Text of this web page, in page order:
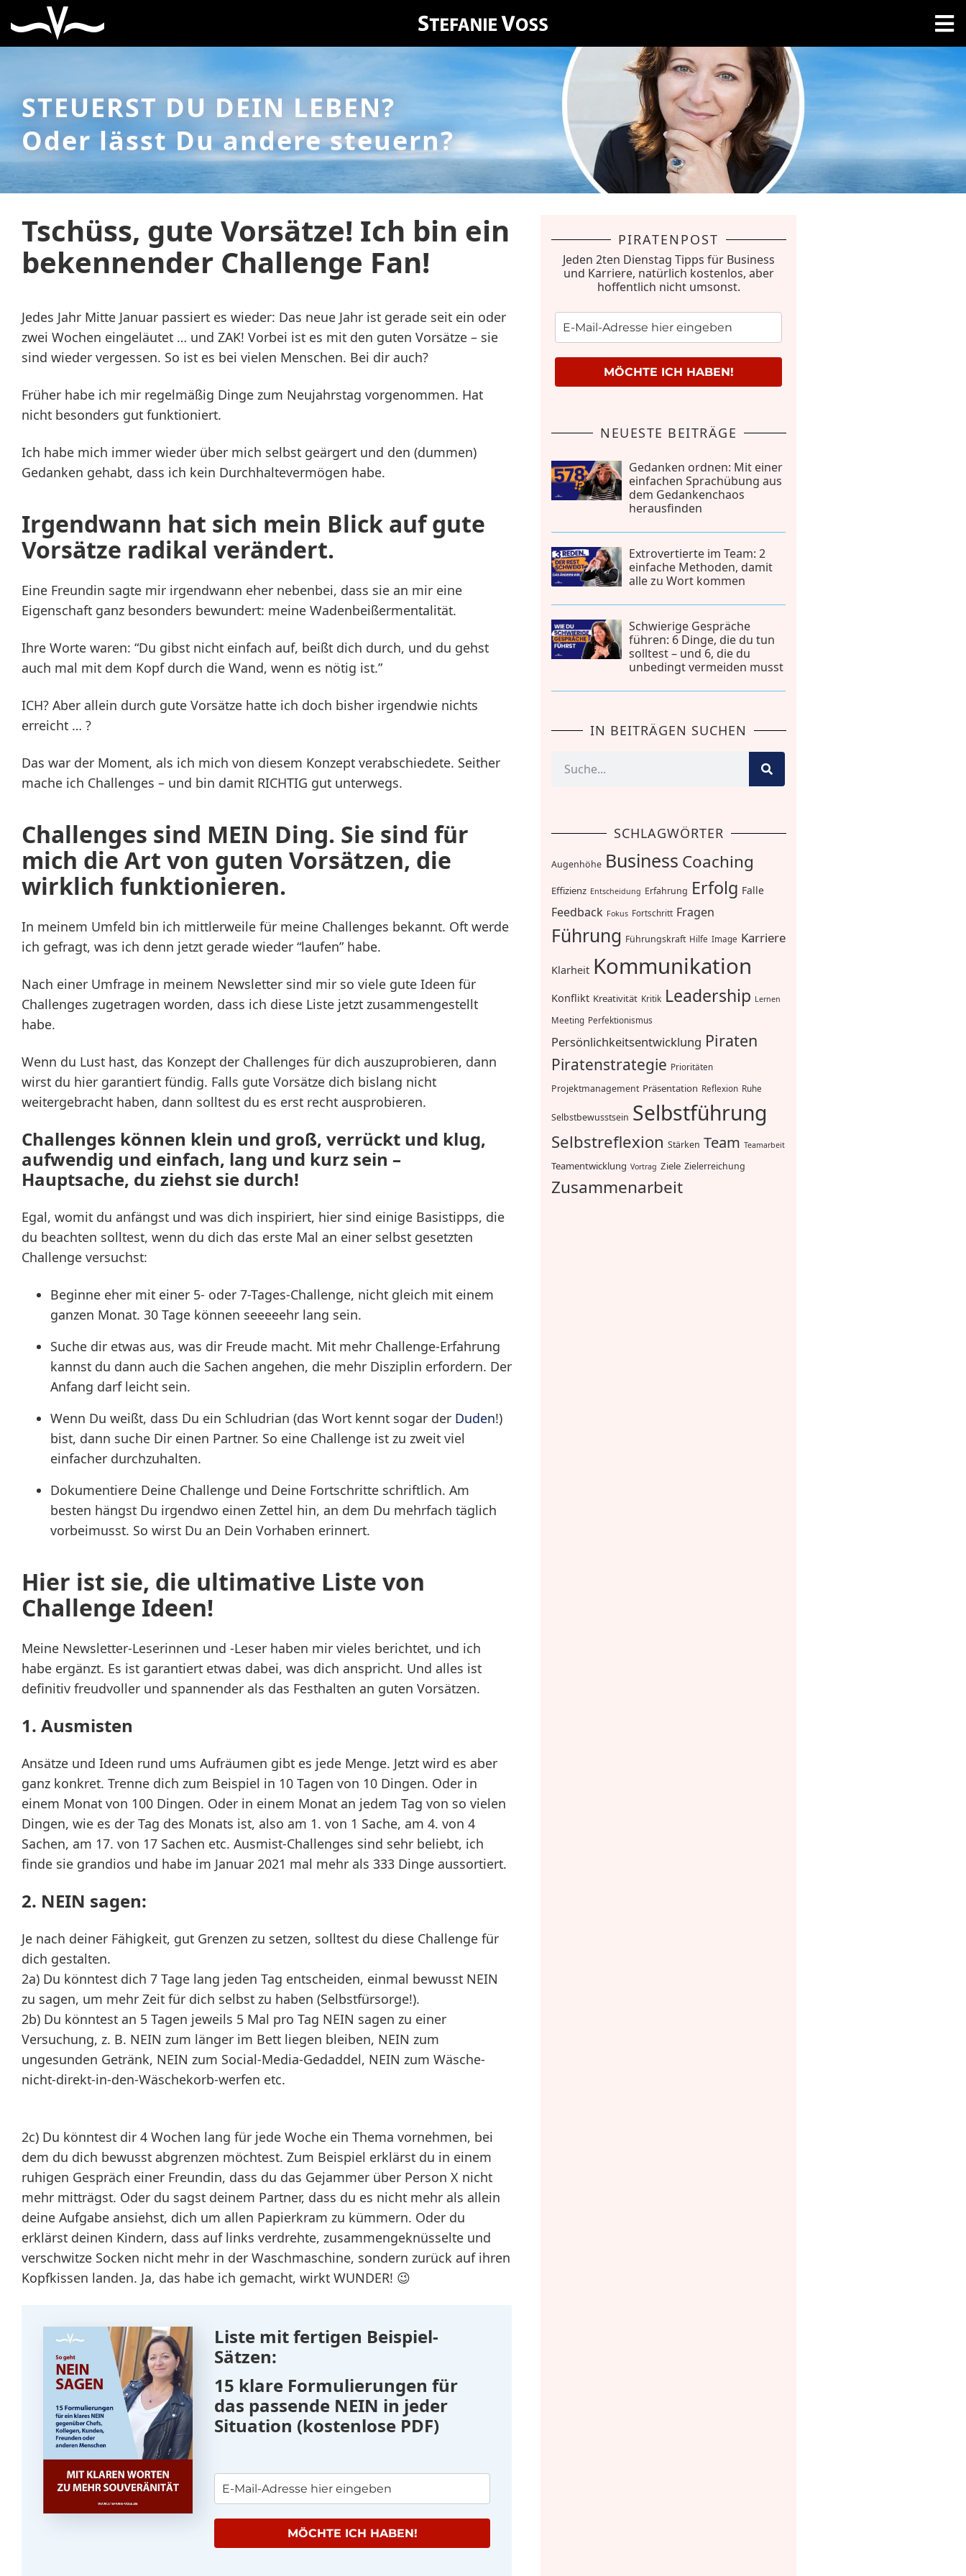
STEUERST DU DEIN LEBEN?
Oder lässt Du andere steuern?
Tschüss, gute Vorsätze! Ich bin ein
bekennender Challenge Fan!
Jedes Jahr Mitte Januar passiert es wieder: Das neue Jahr ist gerade seit ein oder
zwei Wochen eingeläutet … und ZAK! Vorbei ist es mit den guten Vorsätze – sie
sind wieder vergessen. So ist es bei vielen Menschen. Bei dir auch?
Früher habe ich mir regelmäßig Dinge zum Neujahrstag vorgenommen. Hat
nicht besonders gut funktioniert.
Ich habe mich immer wieder über mich selbst geärgert und den (dummen)
Gedanken gehabt, dass ich kein Durchhaltevermögen habe.
Irgendwann hat sich mein Blick auf gute
Vorsätze radikal verändert.
Eine Freundin sagte mir irgendwann eher nebenbei, dass sie an mir eine
Eigenschaft ganz besonders bewundert: meine Wadenbeißermentalität.
Ihre Worte waren: “Du gibst nicht einfach auf, beißt dich durch, und du gehst
auch mal mit dem Kopf durch die Wand, wenn es nötig ist.”
ICH? Aber allein durch gute Vorsätze hatte ich doch bisher irgendwie nichts
erreicht … ?
Das war der Moment, als ich mich von diesem Konzept verabschiedete. Seither
mache ich Challenges – und bin damit RICHTIG gut unterwegs.
Challenges sind MEIN Ding. Sie sind für
mich die Art von guten Vorsätzen, die
wirklich funktionieren.
In meinem Umfeld bin ich mittlerweile für meine Challenges bekannt. Oft werde
ich gefragt, was ich denn jetzt gerade wieder “laufen” habe.
Nach einer Umfrage in meinem Newsletter sind mir so viele gute Ideen für
Challenges zugetragen worden, dass ich diese Liste jetzt zusammengestellt
habe.
Wenn du Lust hast, das Konzept der Challenges für dich auszuprobieren, dann
wirst du hier garantiert fündig. Falls gute Vorsätze dich bislang nicht
weitergebracht haben, dann solltest du es erst recht ausprobieren.
Challenges können klein und groß, verrückt und klug,
aufwendig und einfach, lang und kurz sein –
Hauptsache, du ziehst sie durch!
Egal, womit du anfängst und was dich inspiriert, hier sind einige Basistipps, die
du beachten solltest, wenn du dich das erste Mal an einer selbst gesetzten
Challenge versuchst:
Beginne eher mit einer 5- oder 7-Tages-Challenge, nicht gleich mit einem
ganzen Monat. 30 Tage können seeeeehr lang sein.
Suche dir etwas aus, was dir Freude macht. Mit mehr Challenge-Erfahrung
kannst du dann auch die Sachen angehen, die mehr Disziplin erfordern. Der
Anfang darf leicht sein.
Wenn Du weißt, dass Du ein Schludrian (das Wort kennt sogar der Duden!)
bist, dann suche Dir einen Partner. So eine Challenge ist zu zweit viel
einfacher durchzuhalten.
Dokumentiere Deine Challenge und Deine Fortschritte schriftlich. Am
besten hängst Du irgendwo einen Zettel hin, an dem Du mehrfach täglich
vorbeimusst. So wirst Du an Dein Vorhaben erinnert.
Hier ist sie, die ultimative Liste von
Challenge Ideen!
Meine Newsletter-Leserinnen und -Leser haben mir vieles berichtet, und ich
habe ergänzt. Es ist garantiert etwas dabei, was dich anspricht. Und alles ist
definitiv freudvoller und spannender als das Festhalten an guten Vorsätzen.
1. Ausmisten
Ansätze und Ideen rund ums Aufräumen gibt es jede Menge. Jetzt wird es aber
ganz konkret. Trenne dich zum Beispiel in 10 Tagen von 10 Dingen. Oder in
einem Monat von 100 Dingen. Oder in einem Monat an jedem Tag von so vielen
Dingen, wie es der Tag des Monats ist, also am 1. von 1 Sache, am 4. von 4
Sachen, am 17. von 17 Sachen etc. Ausmist-Challenges sind sehr beliebt, ich
finde sie grandios und habe im Januar 2021 mal mehr als 333 Dinge aussortiert.
2. NEIN sagen:
Je nach deiner Fähigkeit, gut Grenzen zu setzen, solltest du diese Challenge für
dich gestalten.
2a) Du könntest dich 7 Tage lang jeden Tag entscheiden, einmal bewusst NEIN
zu sagen, um mehr Zeit für dich selbst zu haben (Selbstfürsorge!).
2b) Du könntest an 5 Tagen jeweils 5 Mal pro Tag NEIN sagen zu einer
Versuchung, z. B. NEIN zum länger im Bett liegen bleiben, NEIN zum
ungesunden Getränk, NEIN zum Social-Media-Gedaddel, NEIN zum Wäsche-
nicht-direkt-in-den-Wäschekorb-werfen etc.
2c) Du könntest dir 4 Wochen lang für jede Woche ein Thema vornehmen, bei
dem du dich bewusst abgrenzen möchtest. Zum Beispiel erklärst du in einem
ruhigen Gespräch einer Freundin, dass du das Gejammer über Person X nicht
mehr mitträgst. Oder du sagst deinem Partner, dass du es nicht mehr als allein
deine Aufgabe ansiehst, dich um allen Papierkram zu kümmern. Oder du
erklärst deinen Kindern, dass auf links verdrehte, zusammengeknüsselte und
verschwitze Socken nicht mehr in der Waschmaschine, sondern zurück auf ihren
Kopfkissen landen. Ja, das habe ich gemacht, wirkt WUNDER! 😉
Liste mit fertigen Beispiel-
Sätzen:
15 klare Formulierungen für
das passende NEIN in jeder
Situation (kostenlose PDF)
MÖCHTE ICH HABEN!
PIRATENPOST
Jeden 2ten Dienstag Tipps für Business
und Karriere, natürlich kostenlos, aber
hoffentlich nicht umsonst.
MÖCHTE ICH HABEN!
NEUESTE BEITRÄGE
Gedanken ordnen: Mit einer
einfachen Sprachübung aus
dem Gedankenchaos
herausfinden
Extrovertierte im Team: 2
einfache Methoden, damit
alle zu Wort kommen
Schwierige Gespräche
führen: 6 Dinge, die du tun
solltest – und 6, die du
unbedingt vermeiden musst
IN BEITRÄGEN SUCHEN
SCHLAGWÖRTER
Augenhöhe Business Coaching
Effizienz Entscheidung Erfahrung Erfolg Falle
Feedback Fokus Fortschritt Fragen
Führung Führungskraft Hilfe Image Karriere
Klarheit Kommunikation
Konflikt Kreativität Kritik Leadership Lernen
Meeting Perfektionismus
Persönlichkeitsentwicklung Piraten
Piratenstrategie Prioritäten
Projektmanagement Präsentation Reflexion Ruhe
Selbstbewusstsein Selbstführung
Selbstreflexion Stärken Team Teamarbeit
Teamentwicklung Vortrag Ziele Zielerreichung
Zusammenarbeit